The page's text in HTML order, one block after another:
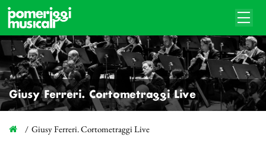
Giusy Ferreri. Cortometraggi Live
Giusy Ferreri. Cortometraggi Live